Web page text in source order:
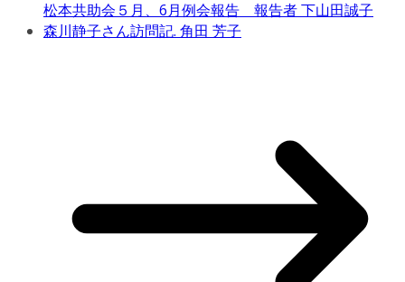
松本共助会５月、6月例会報告 報告者 下山田誠子
森川静子さん訪問記. 角田 芳子